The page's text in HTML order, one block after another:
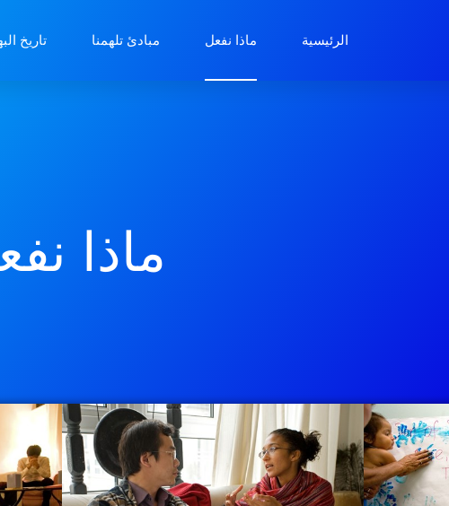
الرئيسية ماذا نفعل مبادئ تلهمنا تاريخ
ماذا